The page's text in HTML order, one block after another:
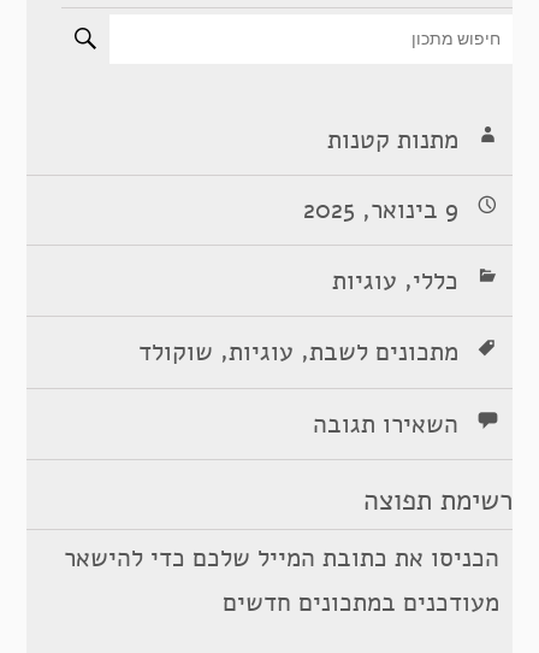
מתנות קטנות
9 בינואר, 2025
כללי, עוגיות
מתכונים לשבת, עוגיות, שוקולד
השאירו תגובה
רשימת תפוצה
הכניסו את כתובת המייל שלכם כדי להישאר
מעודכנים במתכונים חדשים